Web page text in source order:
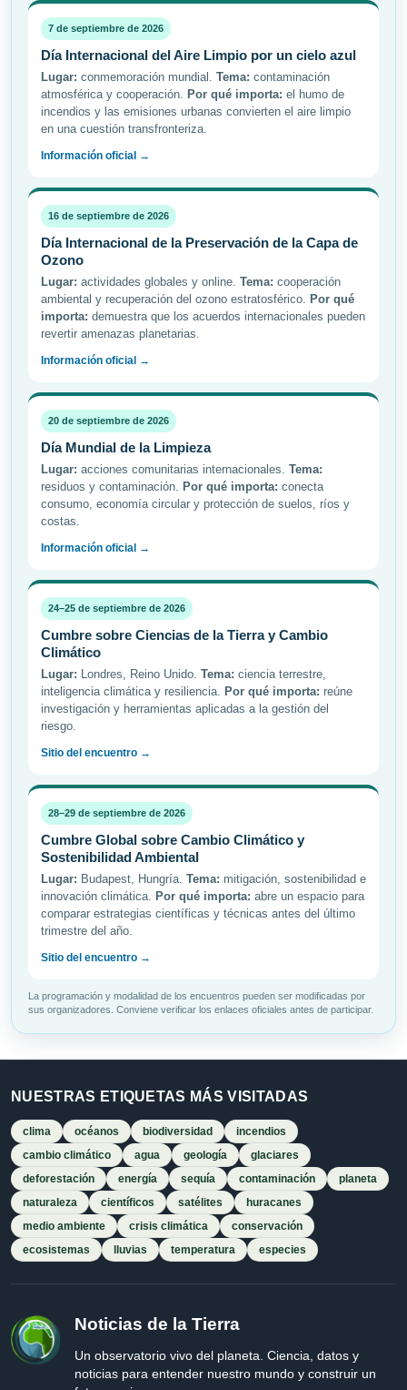
7 de septiembre de 2026
Día Internacional del Aire Limpio por un cielo azul
Lugar: conmemoración mundial. Tema: contaminación
atmosférica y cooperación. Por qué importa: el humo de
incendios y las emisiones urbanas convierten el aire limpio
en una cuestión transfronteriza.
Información oficial →
16 de septiembre de 2026
Día Internacional de la Preservación de la Capa de
Ozono
Lugar: actividades globales y online. Tema: cooperación
ambiental y recuperación del ozono estratosférico. Por qué
importa: demuestra que los acuerdos internacionales pueden
revertir amenazas planetarias.
Información oficial →
20 de septiembre de 2026
Día Mundial de la Limpieza
Lugar: acciones comunitarias internacionales. Tema:
residuos y contaminación. Por qué importa: conecta
consumo, economía circular y protección de suelos, ríos y
costas.
Información oficial →
24–25 de septiembre de 2026
Cumbre sobre Ciencias de la Tierra y Cambio
Climático
Lugar: Londres, Reino Unido. Tema: ciencia terrestre,
inteligencia climática y resiliencia. Por qué importa: reúne
investigación y herramientas aplicadas a la gestión del
riesgo.
Sitio del encuentro →
28–29 de septiembre de 2026
Cumbre Global sobre Cambio Climático y
Sostenibilidad Ambiental
Lugar: Budapest, Hungría. Tema: mitigación, sostenibilidad e
innovación climática. Por qué importa: abre un espacio para
comparar estrategias científicas y técnicas antes del último
trimestre del año.
Sitio del encuentro →
La programación y modalidad de los encuentros pueden ser modificadas por
sus organizadores. Conviene verificar los enlaces oficiales antes de participar.
NUESTRAS ETIQUETAS MÁS VISITADAS
clima océanos biodiversidad
incendios
cambio climático
agua geología
glaciares
deforestación
energía sequía contaminación
planeta
naturaleza
científicos satélites
huracanes
medio ambiente
crisis climática
conservación
ecosistemas
lluvias temperatura especies
Noticias de la Tierra
Un observatorio vivo del planeta. Ciencia, datos y
noticias para entender nuestro mundo y construir un